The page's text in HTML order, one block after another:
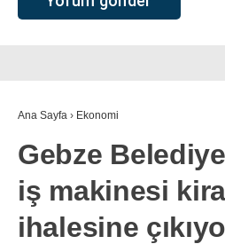
Ana Sayfa › Ekonomi
Gebze
iş makinesi
ihalesine